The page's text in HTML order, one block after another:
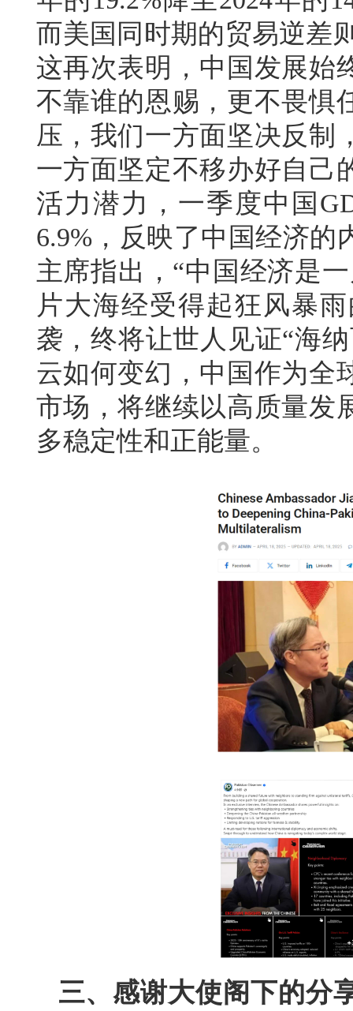
而美国同时期的贸易逆差
这再次表明，中国发展始
不靠谁的恩赐，更不畏惧
压，我们一方面坚决反制
一方面坚定不移办好自己
活力潜力，一季度中国
6.9%，反映了中国经济
主席指出，“中国经济是
片大海经受得起狂风暴
袭，终将让世人见证“海
云如何变幻，中国作为全
市场，将继续以高质量发
多稳定性和正能量。
三、感谢大使阁下的分